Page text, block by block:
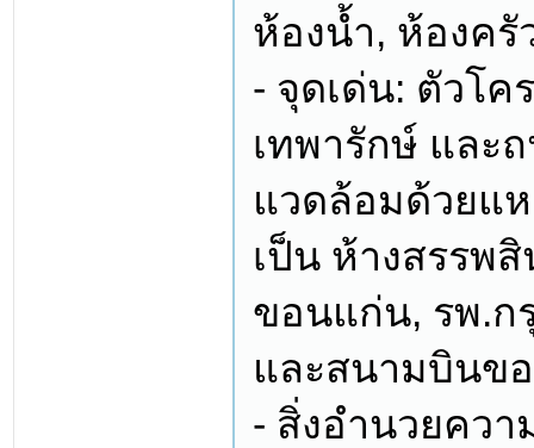
ห้องน้ำ, ห้องครั
- จุดเด่น: ตัวโ
เทพารักษ์ และ
แวดล้อมด้วยแ
เป็น ห้างสรรพ
ขอนแก่น, รพ.ก
และสนามบินข
- สิ่งอำนวยคว